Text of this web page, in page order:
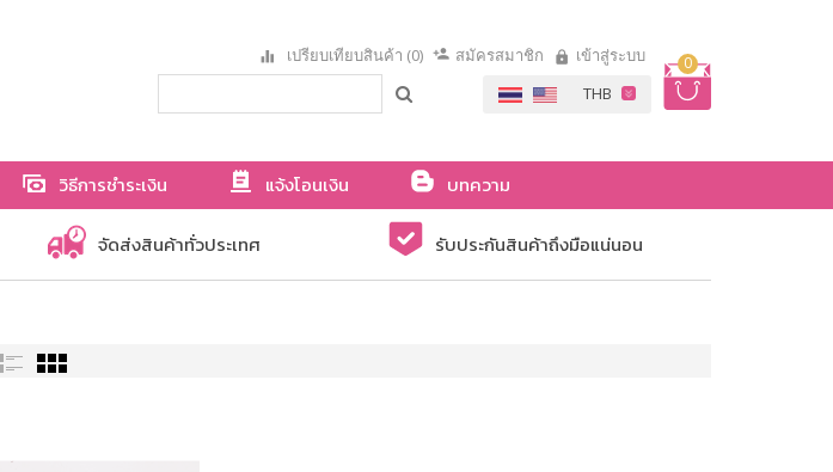
0
เปรียบเทียบสินค้า (0) สมัครสมาชิก เข้าสู่ระบบ
วิธีการชำระเงิน แจ้งโอนเงิน
บทความ
จัดส่งสินค้าทั่วประเทศ รับประกันสินค้าถึงมือแน่นอน